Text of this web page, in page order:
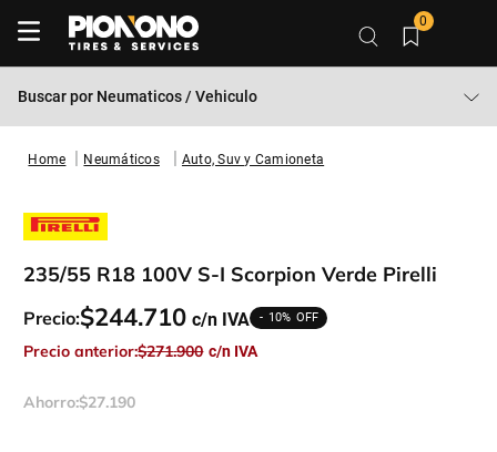
0
Buscar por Neumaticos / Vehiculo
Neumáticos Auto, Suv y Camioneta
235/55 R18 100V S-I Scorpion Verde Pirelli
Precio:$244.710 10%
Precio anterior:$271.900
Ahorro:$27.190